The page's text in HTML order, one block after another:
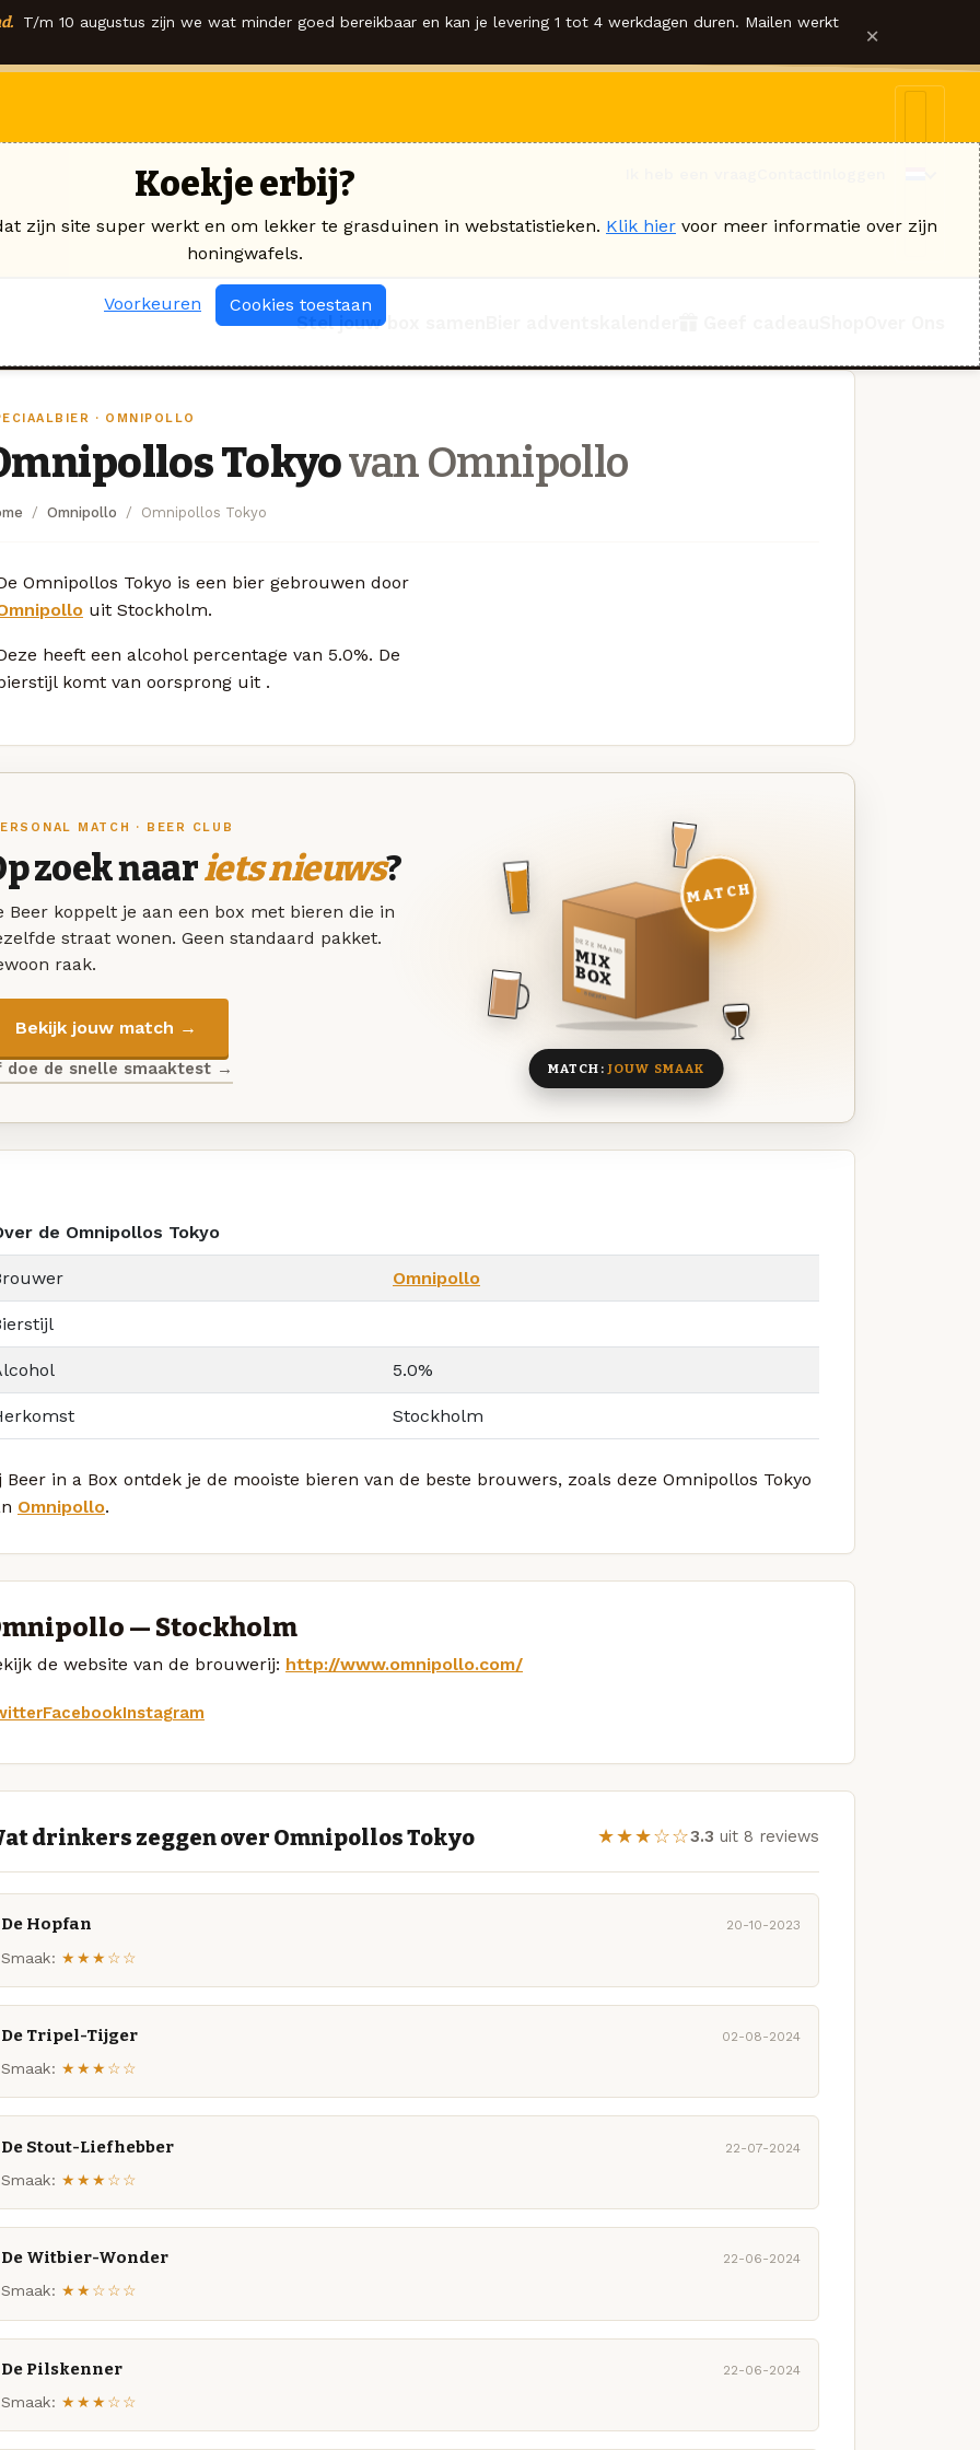
T/m 10 augustus zijn we wat minder goed bereikbaar en kan je levering 1 tot 4 werkdagen duren. Mailen werkt ×
Stel jouw box samen
· OMNIPOLLO
Tokyovan Omnipollo
Omnipollo Omnipollos Tokyo
Omnipollos Tokyo is een bier gebrouwen door
uit Stockholm.
heeft een alcohol percentage van 5.0%. De
komt van oorsprong uit .
MATCH · BEER CLUB
zoek naariets nieuws?
Beer koppelt je aan een box met bieren die in
straat wonen. Geen standaard pakket.
raak.
Bekijk jouw match →
doe de snelle smaaktest →
DEZE MAAND
MIX
BOX
8 BIEREN
MATCH
MATCH: JOUW SMAAK
de Omnipollos Tokyo
Omnipollo
5.0%
Stockholm
Beer in a Box ontdek je de mooiste bieren van de beste brouwers, zoals deze Omnipollos Tokyo
Omnipollo.
— Stockholm
de website van de brouwerij: http://www.omnipollo.com/
FacebookInstagram
drinkers zeggen over Omnipollos Tokyo ★★★☆☆3.3 uit 8 reviews
De Hopfan 20-10-2023
Smaak: ★★★☆☆
De Tripel-Tijger 02-08-2024
Smaak: ★★★☆☆
De Stout-Liefhebber 22-07-2024
Smaak: ★★★☆☆
De Witbier-Wonder 22-06-2024
Smaak: ★★☆☆☆
De Pilskenner 22-06-2024
Smaak: ★★★☆☆
Koekje erbij?
zijn site super werkt en om lekker te grasduinen in webstatistieken. Klik hier voor meer informatie over zijn
honingwafels.
Voorkeuren Cookies toestaan